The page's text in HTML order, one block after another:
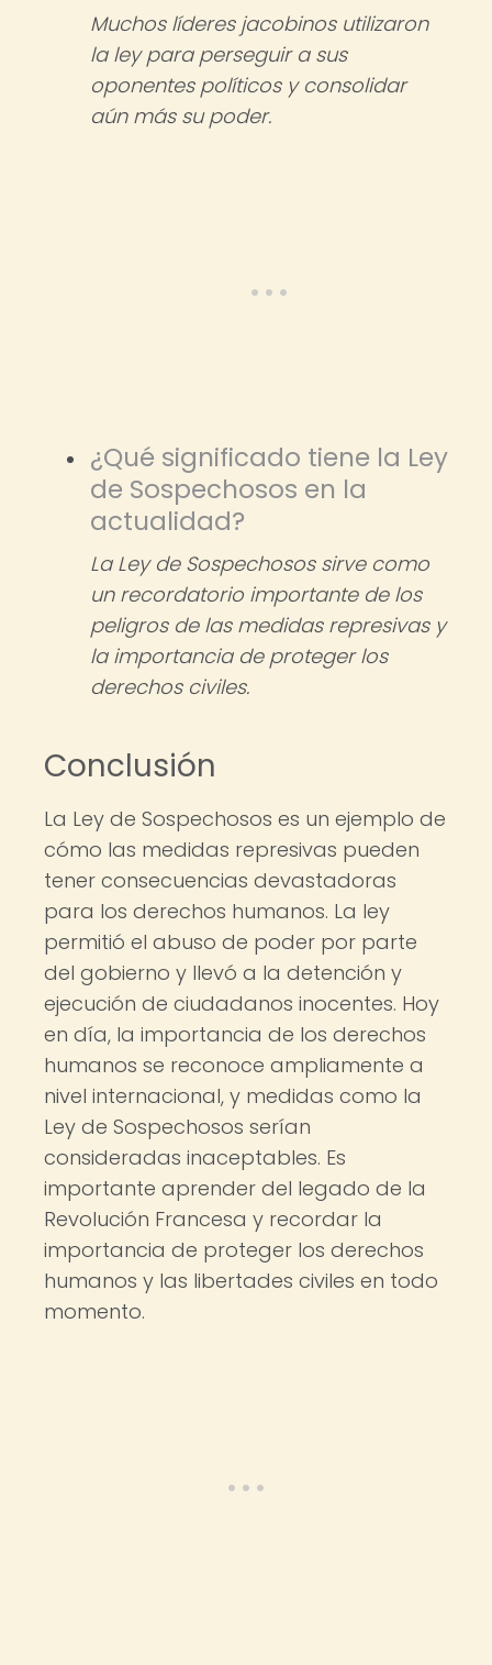
Muchos líderes jacobinos utilizaron
la ley para perseguir a sus
oponentes políticos y consolidar
aún más su poder.
¿Qué significado tiene la Ley
de Sospechosos en la
actualidad?
La Ley de Sospechosos sirve como
un recordatorio importante de los
peligros de las medidas represivas y
la importancia de proteger los
derechos civiles.
Conclusión
La Ley de Sospechosos es un ejemplo de
cómo las medidas represivas pueden
tener consecuencias devastadoras
para los derechos humanos. La ley
permitió el abuso de poder por parte
del gobierno y llevó a la detención y
ejecución de ciudadanos inocentes. Hoy
en día, la importancia de los derechos
humanos se reconoce ampliamente a
nivel internacional, y medidas como la
Ley de Sospechosos serían
consideradas inaceptables. Es
importante aprender del legado de la
Revolución Francesa y recordar la
importancia de proteger los derechos
humanos y las libertades civiles en todo
momento.